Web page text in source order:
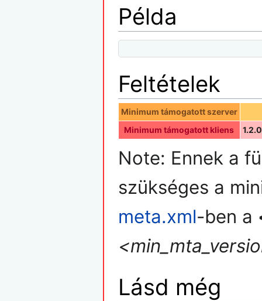
Példa
Feltételek
Minimum támogatott szerver
Minimum támogatott kliens
Note: Ennek a
szükséges a
meta.xml-ben a
Lásd még